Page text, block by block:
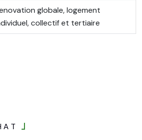
globale, logement
collectif et tertiaire
A T